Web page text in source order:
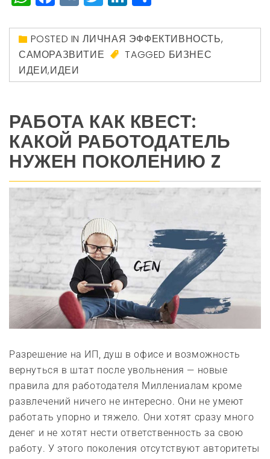
POSTED IN ЛИЧНАЯ ЭФФЕКТИВНОСТЬ,
САМОРАЗВИТИЕ
TAGGED БИЗНЕС
ИДЕИ,ИДЕИ
РАБОТА КАК КВЕСТ:
КАКОЙ РАБОТОДАТЕЛЬ
НУЖЕН ПОКОЛЕНИЮ Z
Разрешение на ИП, душ в офисе и возможность
вернуться в штат после увольнения — новые
правила для работодателя Миллениалам кроме
развлечений ничего не интересно. Они не умеют
работать упорно и тяжело. Они хотят сразу много
денег и не хотят нести ответственность за свою
работу. У этого поколения отсутствуют авторитеты